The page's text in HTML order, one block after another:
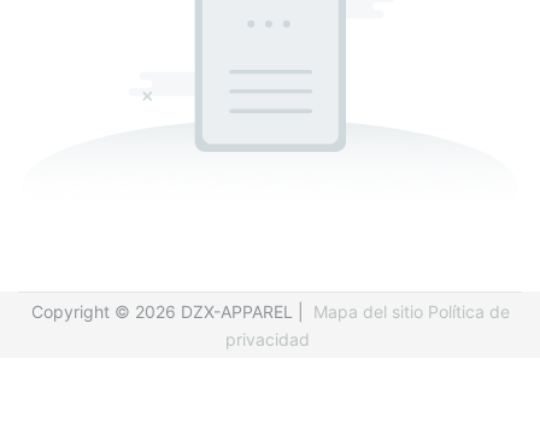
Copyright © 2026 DZX-APPAREL | Mapa del sitio Política de
privacidad